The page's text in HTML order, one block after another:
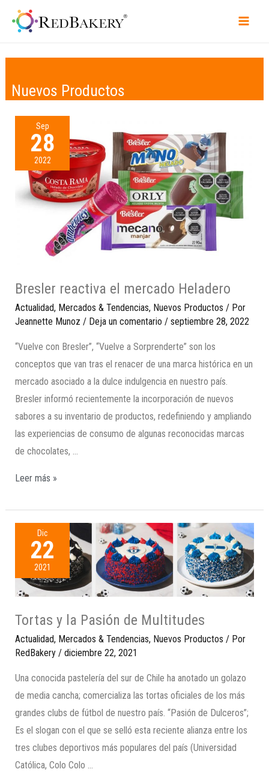
Nuevos Productos
Sep
28
2022
Bresler reactiva el mercado Heladero
Actualidad, Mercados & Tendencias, Nuevos Productos / Por
Jeannette Munoz / Deja un comentario / septiembre 28, 2022
“Vuelve con Bresler”, “Vuelve a Sorprenderte” son los
conceptos que van tras el renacer de una marca histórica en un
mercado asociado a la dulce indulgencia en nuestro país.
Bresler informó recientemente la incorporación de nuevos
sabores a su inventario de productos, redefiniendo y ampliando
las experiencias de consumo de algunas reconocidas marcas
de chocolates, …
Leer más »
Dic
22
2021
Tortas y la Pasión de Multitudes
Actualidad, Mercados & Tendencias, Nuevos Productos / Por
RedBakery / diciembre 22, 2021
Una conocida pastelería del sur de Chile ha anotado un golazo
de media cancha; comercializa las tortas oficiales de los más
grandes clubs de fútbol de nuestro país. “Pasión de Dulceros”;
Es el slogan con el que se selló esta reciente alianza entre los
tres clubes deportivos más populares del país (Universidad
Católica, Colo Colo …